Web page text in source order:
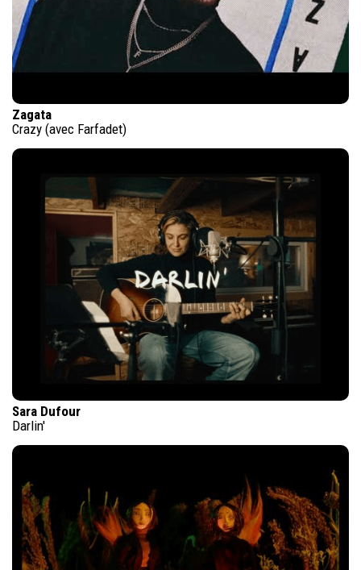
Zagata
Crazy (avec Farfadet)
Sara Dufour
Darlin'